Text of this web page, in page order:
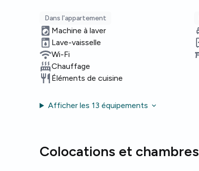
Dans l'appartement
Machine à laver
Lave-vaisselle
Wi-Fi
Chauffage
Éléments de cuisine
Afficher les 13 équipements
Colocations et chambres